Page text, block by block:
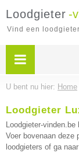
Loodgieter -
Vind een
U bent nu hier: Home
Loodgieter
Loodgieter-
Voer bovenaan deze
loodgieters of ga naar